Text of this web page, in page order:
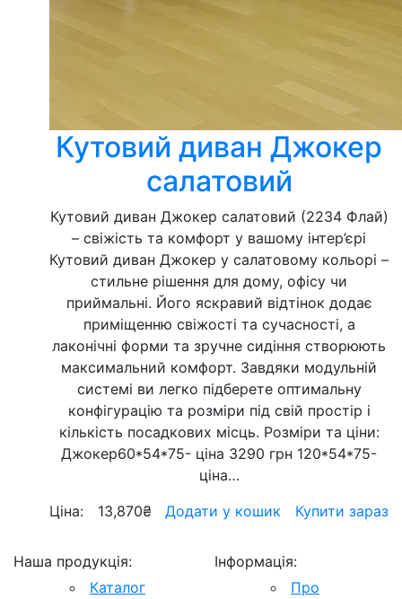
Кутовий диван Джокер
салатовий
Кутовий диван Джокер салатовий (2234 Флай)
– свіжість та комфорт у вашому інтер’єрі
Кутовий диван Джокер у салатовому кольорі –
стильне рішення для дому, офісу чи
приймальні. Його яскравий відтінок додає
приміщенню свіжості та сучасності, а
лаконічні форми та зручне сидіння створюють
максимальний комфорт. Завдяки модульній
системі ви легко підберете оптимальну
конфігурацію та розміри під свій простір і
кількість посадкових місць. Розміри та ціни:
Джокер60*54*75- ціна 3290 грн 120*54*75-
ціна…
Ціна:
13,870₴ Додати у кошик Купити зараз
Наша продукція:
Каталог
Інформація:
Про